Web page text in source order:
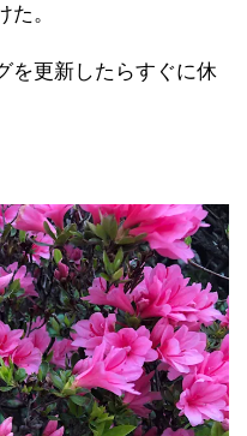
。
を更新したらすぐに休